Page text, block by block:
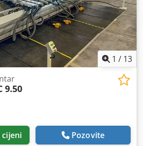
1 / 13
9.50
Pozovite